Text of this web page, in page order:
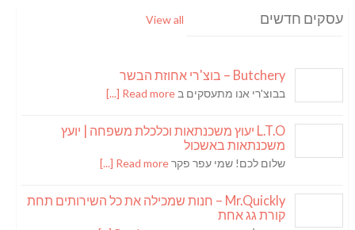
עסקים חדשים View all
Butchery – בוצ'רי אחוזת הבשר
בבוצ'רי אנו מתעסקים ב Read more [...]
L.T.O יעוץ משכנתאות וכלכלת משפחה | יועץ
משכנתאות באשכול
שלום לכם! שמי עפר פקרRead more [...]
Mr.Quickly – חנות שמכילה את כל השירותים תחת
קורת גג אחת